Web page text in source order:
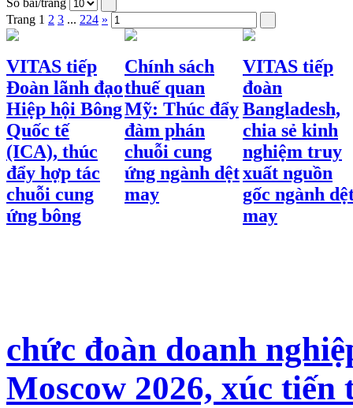
Trang 1 2 3 ... 224 »
VITAS tiếp
Đoàn lãnh đạo
Hiệp hội Bông
Quốc tế
(ICA), thúc
đẩy hợp tác
chuỗi cung
ứng bông
Chính sách
thuế quan
Mỹ: Thúc đẩy
đàm phán
chuỗi cung
ứng ngành dệt
may
VITAS tiếp
đoàn
Bangladesh,
chia sẻ kinh
nghiệm truy
xuất nguồn
gốc ngành
may
chức đoàn doanh
Moscow 2026, xúc